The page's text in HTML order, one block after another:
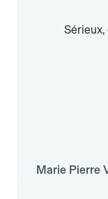
Marie Pierre